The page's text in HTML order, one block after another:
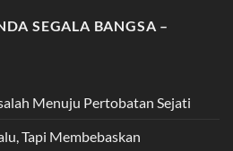
SEGALA BANGSA –
Menuju Pertobatan Sejati
Tapi Membebaskan